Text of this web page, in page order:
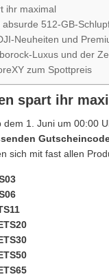
ihr maximal
512-GB-
Neuheiten und
Luxus und der
zum Spottpreis
spart ihr
1. Juni um 00:00
sich mit fast allen